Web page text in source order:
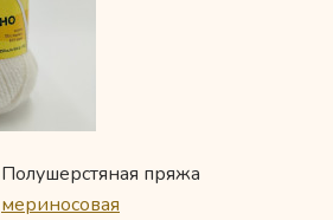
Полушерстяная пряжа
мериносовая